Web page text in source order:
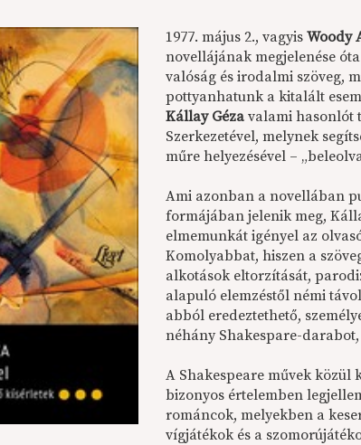
1977. május 2., vagyisWoody
novellájának megjelenése
valóság és irodalmi szöveg,
pottyanhatunk a kitalált
Kállay Géza valami hasonlót
Szerkezetével, melynek
műre helyezésével –
Ami azonban a novellában
formájában jelenik meg,
elmemunkát igényel az
Komolyabbat, hiszen a
alkotások eltorzítását,
alapuló elemzéstől némi
abból eredeztethető,
néhány Shakespare-
A Shakespeare művek
bizonyos értelemben
románcok, melyekben a
vígjátékok és a